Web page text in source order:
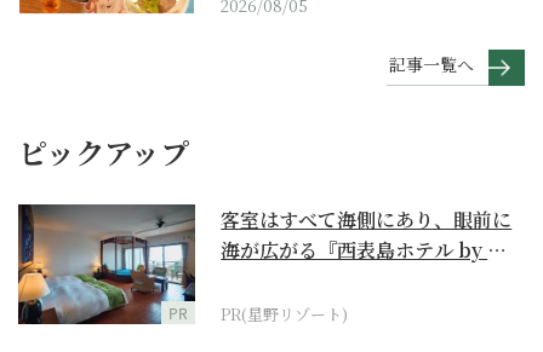
2026/08/05
記事一覧へ
ピックアップ
PR
客室はすべて海側にあり、眼前に
海が広がる『西表島ホテル by 星
PR(星野リゾート)